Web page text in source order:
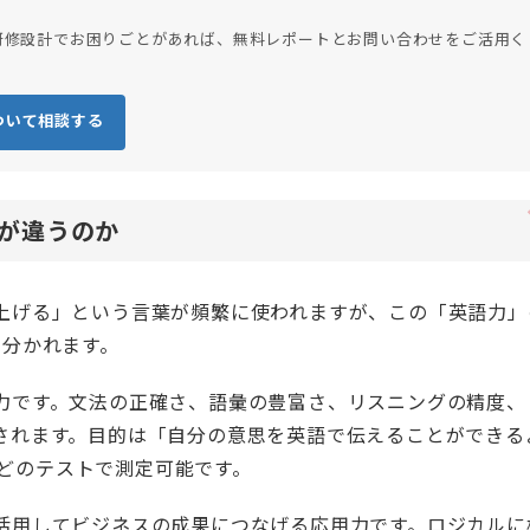
設計でお困りごとがあれば、無料レポートとお問い合わせをご活用く
いて相談する
違うのか
る」という言葉が頻繁に使われますが、この「英語力
かれます。
す。文法の正確さ、語彙の豊富さ、リスニングの精度
ます。目的は「自分の意思を英語で伝えることができ
テストで測定可能です。
用してビジネスの成果につなげる応用力です。ロジカル